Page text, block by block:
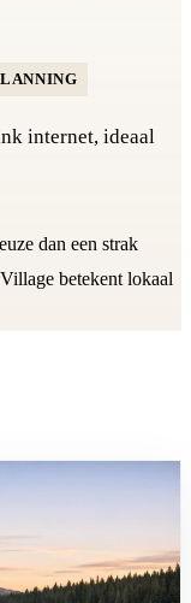
internet, ideaal
dan een strak
betekent lokaal